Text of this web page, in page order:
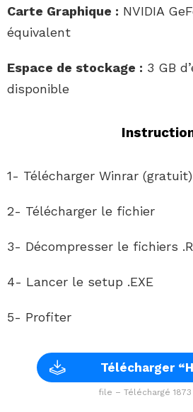
Carte Graphique : NVIDIA
équivalent
Espace de stockage : 3 GB
disponible
1- Télécharger Winrar (gratuit)
2- Télécharger le fichier
3- Décompresser le fichiers
4- Lancer le setup .EXE
5- Profiter
Télécharger
file – Téléchargé